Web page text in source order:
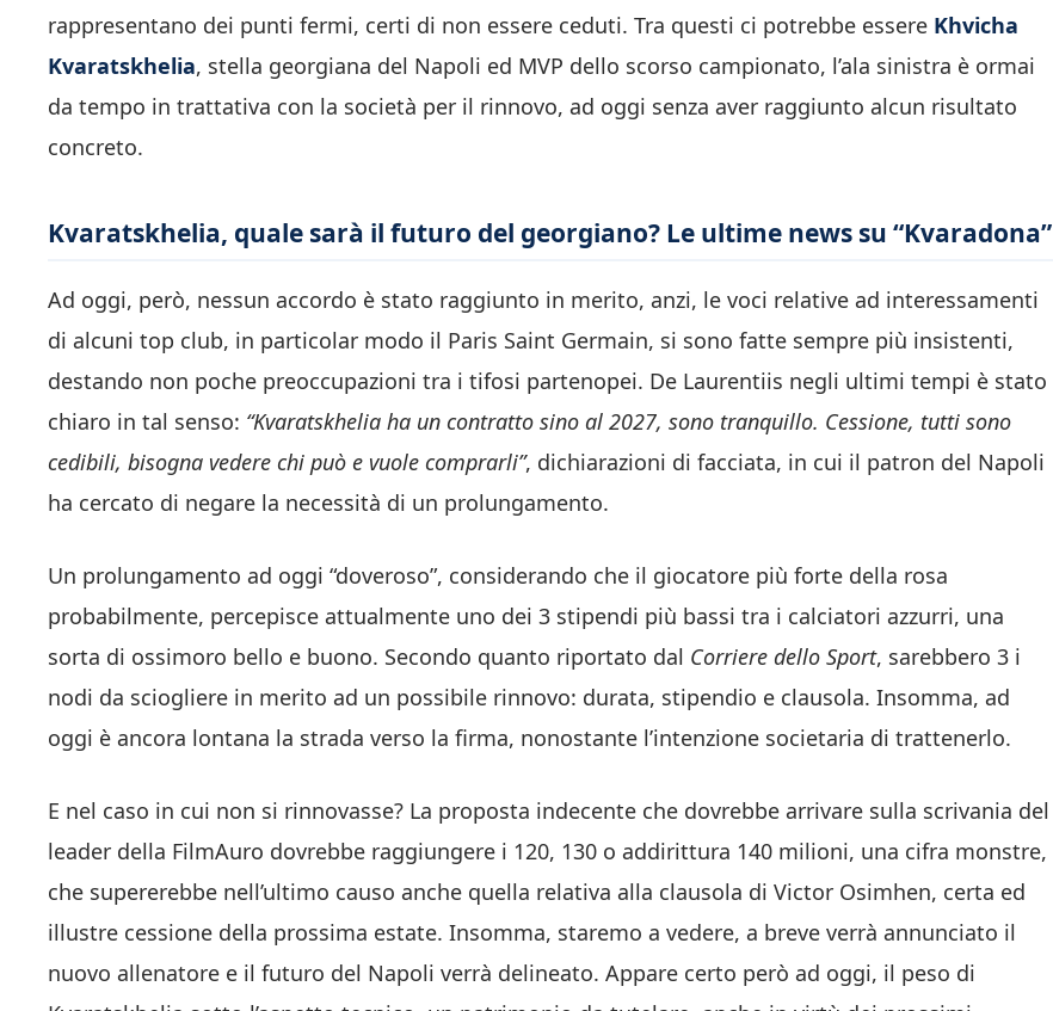
rappresentano dei punti fermi, certi di non essere ceduti. Tra questi ci potrebbe essere Khvicha
Kvaratskhelia, stella georgiana del Napoli ed MVP dello scorso campionato, l’ala sinistra è ormai
da tempo in trattativa con la società per il rinnovo, ad oggi senza aver raggiunto alcun risultato
concreto.
Kvaratskhelia, quale sarà il futuro del georgiano? Le ultime news su “Kvaradona”
Ad oggi, però, nessun accordo è stato raggiunto in merito, anzi, le voci relative ad interessamenti
di alcuni top club, in particolar modo il Paris Saint Germain, si sono fatte sempre più insistenti,
destando non poche preoccupazioni tra i tifosi partenopei. De Laurentiis negli ultimi tempi è stato
chiaro in tal senso: “Kvaratskhelia ha un contratto sino al 2027, sono tranquillo. Cessione, tutti sono
cedibili, bisogna vedere chi può e vuole comprarli”, dichiarazioni di facciata, in cui il patron del Napoli
ha cercato di negare la necessità di un prolungamento.
Un prolungamento ad oggi “doveroso”, considerando che il giocatore più forte della rosa
probabilmente, percepisce attualmente uno dei 3 stipendi più bassi tra i calciatori azzurri, una
sorta di ossimoro bello e buono. Secondo quanto riportato dal Corriere dello Sport, sarebbero 3 i
nodi da sciogliere in merito ad un possibile rinnovo: durata, stipendio e clausola. Insomma, ad
oggi è ancora lontana la strada verso la firma, nonostante l’intenzione societaria di trattenerlo.
E nel caso in cui non si rinnovasse? La proposta indecente che dovrebbe arrivare sulla scrivania del
leader della FilmAuro dovrebbe raggiungere i 120, 130 o addirittura 140 milioni, una cifra monstre,
che supererebbe nell’ultimo causo anche quella relativa alla clausola di Victor Osimhen, certa ed
illustre cessione della prossima estate. Insomma, staremo a vedere, a breve verrà annunciato il
nuovo allenatore e il futuro del Napoli verrà delineato. Appare certo però ad oggi, il peso di